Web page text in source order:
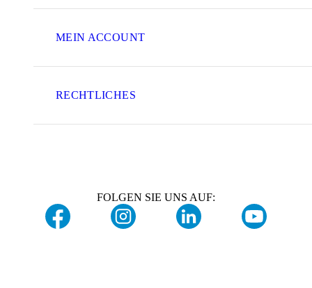
MEIN ACCOUNT
RECHTLICHES
FOLGEN SIE UNS AUF: